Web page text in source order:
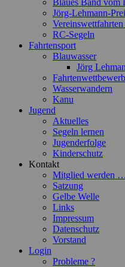
Jörg-Lehmann-
RC-Segeln
Fahrtensport
Blauwasser
Jörg
Fahrtenwettbewerb
Wasserwandern
Kanu
Jugend
Aktuelles
Segeln lernen
Jugenderfolge
Kinderschutz
Kontakt
Mitglied werden …
Satzung
Gelbe Welle
Links
Impressum
Datenschutz
Vorstand
Login
Probleme ?